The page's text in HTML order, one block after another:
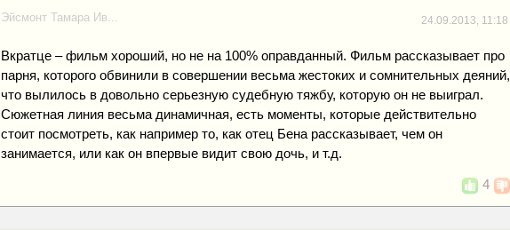
Эйсмонт Тамара Ив... 24.09.2013, 11:18
Вкратце – фильм хороший, но не на 100% оправданный. Фильм рассказывает про
парня, которого обвинили в совершении весьма жестоких и сомнительных деяний,
что вылилось в довольно серьезную судебную тяжбу, которую он не выиграл.
Сюжетная линия весьма динамичная, есть моменты, которые действительно
стоит посмотреть, как например то, как отец Бена рассказывает, чем он
занимается, или как он впервые видит свою дочь, и т.д.
4